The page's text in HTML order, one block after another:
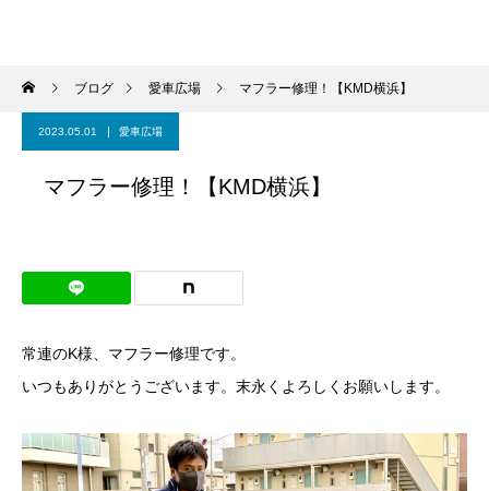
ブログ 愛車広場 マフラー修理！【KMD横浜】
2023.05.01 愛車広場
マフラー修理！【KMD横浜】
常連のK様、マフラー修理です。
いつもありがとうございます。末永くよろしくお願いします。